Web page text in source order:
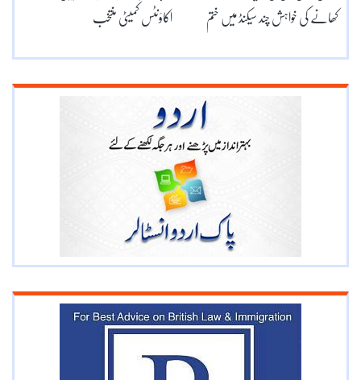
اکاؤنٹس کمیٹی منتخب کھانے کی خواہش چند سیکنڈ میں ختم